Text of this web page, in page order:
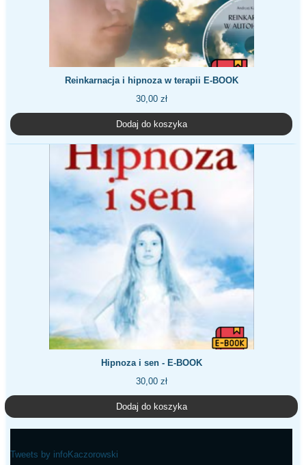
Reinkarnacja i hipnoza w terapii E-BOOK
30,00 zł
Dodaj do koszyka
Hipnoza i sen - E-BOOK
30,00 zł
Dodaj do koszyka
Tweets by infoKaczorowski